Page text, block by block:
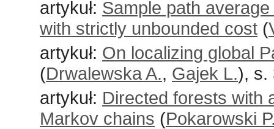
artykuł: Sample path
with strictly unbounded cost (
artykuł: On localizing global
(Drwalewska A., Gajek L.), s.
artykuł: Directed forests with
Markov chains (Pokarowski